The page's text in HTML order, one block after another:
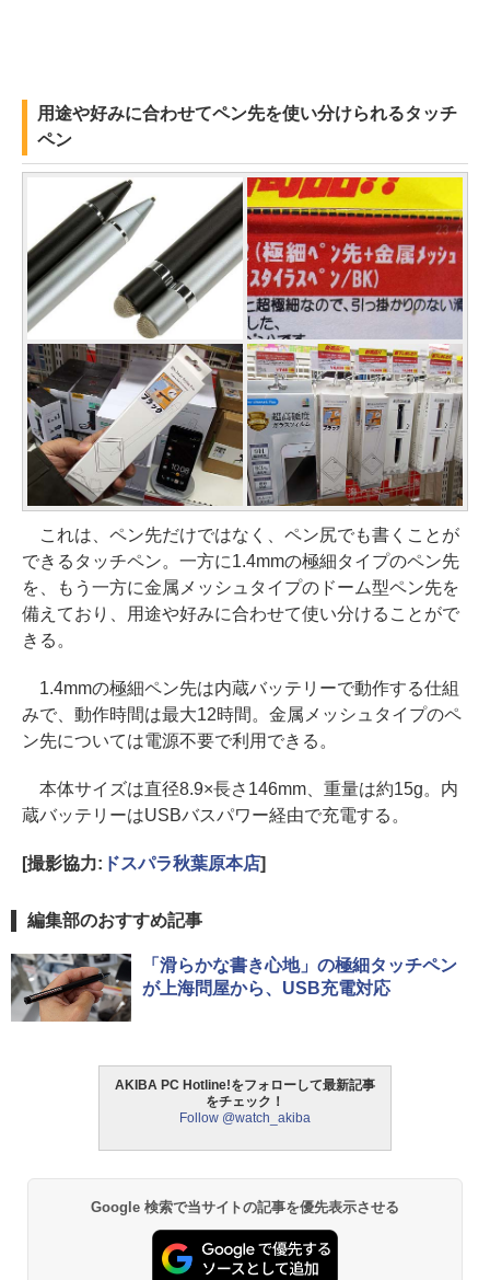
用途や好みに合わせてペン先を使い分けられるタッチ
ペン
これは、ペン先だけではなく、ペン尻でも書くことが
できるタッチペン。一方に1.4mmの極細タイプのペン先
を、もう一方に金属メッシュタイプのドーム型ペン先を
備えており、用途や好みに合わせて使い分けることがで
きる。
1.4mmの極細ペン先は内蔵バッテリーで動作する仕組
みで、動作時間は最大12時間。金属メッシュタイプのペ
ン先については電源不要で利用できる。
本体サイズは直径8.9×長さ146mm、重量は約15g。内
蔵バッテリーはUSBバスパワー経由で充電する。
[撮影協力: ドスパラ秋葉原本店]
編集部のおすすめ記事
「滑らかな書き心地」の極細タッチペン
が上海問屋から、USB充電対応
AKIBA PC Hotline!をフォローして最新記事
をチェック！
Follow @watch_akiba
Google 検索で当サイトの記事を優先表示させる